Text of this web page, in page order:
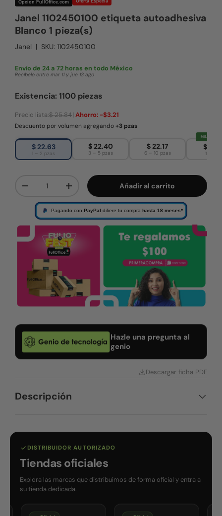
Opción FullOffice.com
Janel 1102450100 etiqueta autoadhesiva
Blanco 1 pieza(s)
Janel | SKU: 1102450100
Envío de 24 a 72 horas en todo México
Recíbelo entre mar 11 y jue 13 ago
Existencia: 1100 piezas
Precio lista:$ 25.84 Ahorro: -$3.21
Descuento por volumen agregando+3 pzas
$ 22.63
1 – 2 pzas
$ 22.40
3 – 5 pzas
$ 22.17
6 – 10 pzas
MEJOR
$
11+
Disminuir cantidadAumentar la cantidadAñadir al carrito
Pagando con PayPal difiere tu compra hasta 18 meses*
Hazle una pregunta al
genio
Descargar ficha PDF
Descripción
DISTRIBUIDOR AUTORIZADO
Tiendas oficiales
Explora las marcas que distribuimos de forma oficial y entra a
su tienda dedicada.